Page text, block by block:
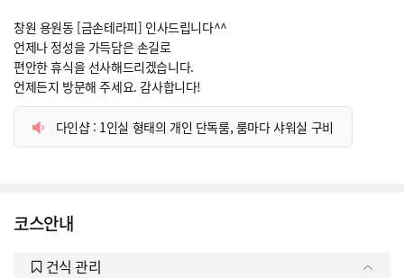
창원 용원동 [금손테라피] 인사드립니다^^
언제나 정성을 가득담은 손길로
편안한 휴식을 선사해드리겠습니다.
언제든지 방문해 주세요. 감사합니다!
다인샵 : 1인실 형태의 개인 단독룸, 룸마다 샤워실 구비
코스안내
건식 관리